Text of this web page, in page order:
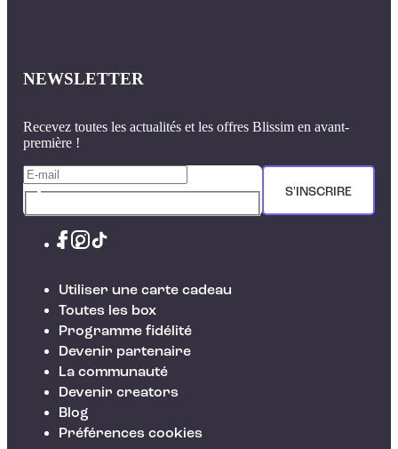
NEWSLETTER
Recevez toutes les actualités et les offres Blissim en avant-
première !
S'INSCRIRE
Utiliser une carte cadeau
Toutes les box
Programme fidélité
Devenir partenaire
La communauté
Devenir creators
Blog
Préférences cookies